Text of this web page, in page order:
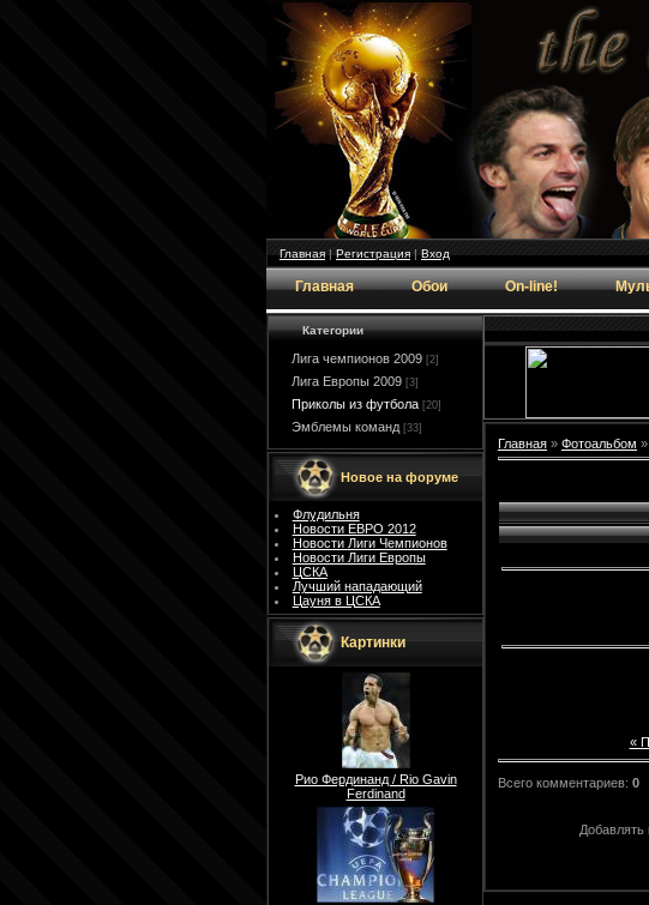
Главная|Регистрация|Вход
Главная Обои On-line!
Категории
Лига чемпионов 2009 [2]
Лига Европы 2009 [3]
Приколы из футбола [20]
Эмблемы команд [33]
Новое на форуме
Флудильня
Новости ЕВРО 2012
Новости Лиги Чемпионов
Новости Лиги Европы
ЦСКА
Лучший нападающий
Цауня в ЦСКА
Картинки
Рио Фердинанд / Rio Gavin
Ferdinand
Главная » Фотоальбом »
«
Всего комментариев: 0
Добавлять